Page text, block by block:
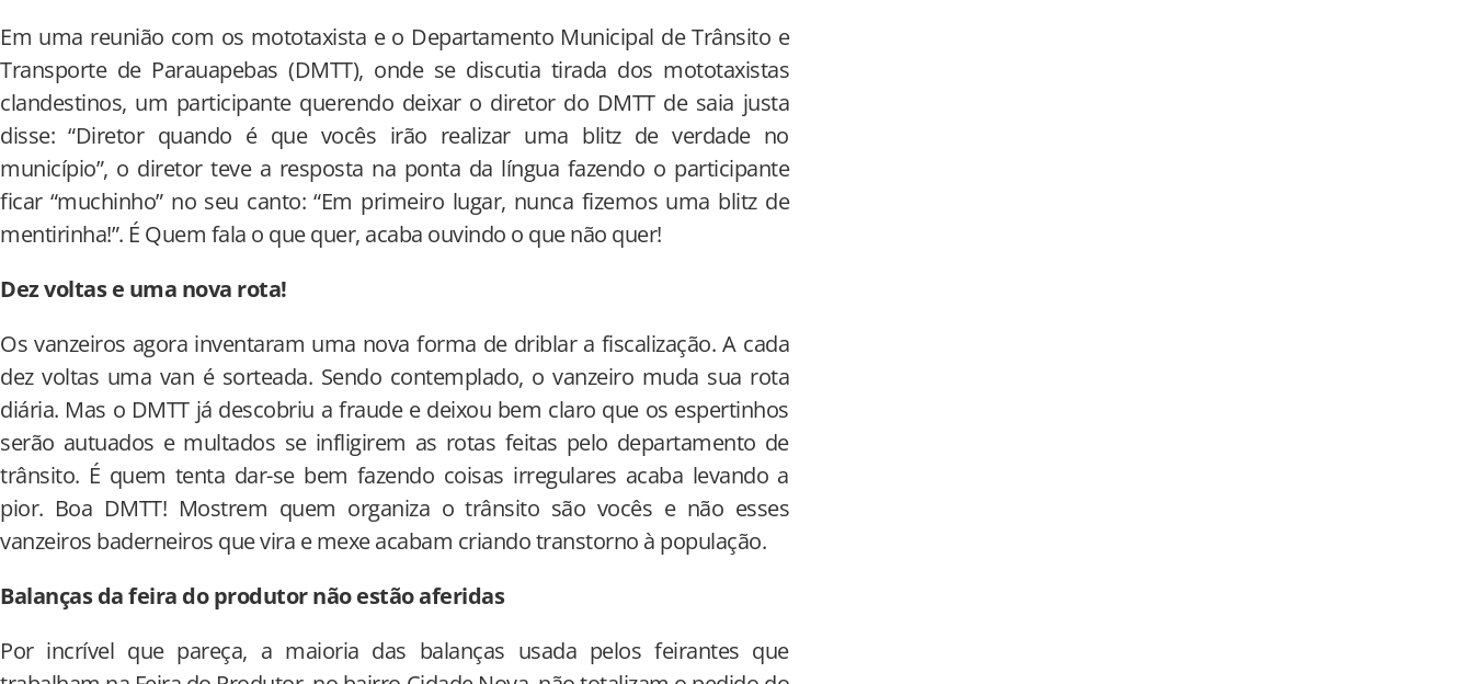
Em uma reunião com os mototaxista e o Departamento Municipal de Trânsito e
Transporte de Parauapebas (DMTT), onde se discutia tirada dos mototaxistas
clandestinos, um participante querendo deixar o diretor do DMTT de saia justa
disse: “Diretor quando é que vocês irão realizar uma blitz de verdade no
município”, o diretor teve a resposta na ponta da língua fazendo o participante
ficar “muchinho” no seu canto: “Em primeiro lugar, nunca fizemos uma blitz de
mentirinha!”. É Quem fala o que quer, acaba ouvindo o que não quer!
Dez voltas e uma nova rota!
Os vanzeiros agora inventaram uma nova forma de driblar a fiscalização. A cada
dez voltas uma van é sorteada. Sendo contemplado, o vanzeiro muda sua rota
diária. Mas o DMTT já descobriu a fraude e deixou bem claro que os espertinhos
serão autuados e multados se infligirem as rotas feitas pelo departamento de
trânsito. É quem tenta dar-se bem fazendo coisas irregulares acaba levando a
pior. Boa DMTT! Mostrem quem organiza o trânsito são vocês e não esses
vanzeiros baderneiros que vira e mexe acabam criando transtorno à população.
Balanças da feira do produtor não estão aferidas
Por incrível que pareça, a maioria das balanças usada pelos feirantes que